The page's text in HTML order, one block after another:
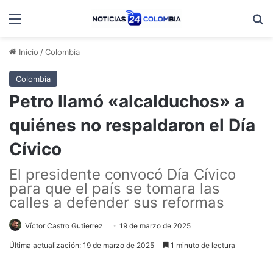
Menú
Inicio /Colombia
Colombia
Petro llamó «alcalduchos» a
quiénes no respaldaron el Día
Cívico
El presidente convocó Día Cívico
para que el país se tomara las
calles a defender sus reformas
Víctor Castro Gutierrez 19 de marzo de 2025
Última actualización: 19 de marzo de 2025 1 minuto de lectura